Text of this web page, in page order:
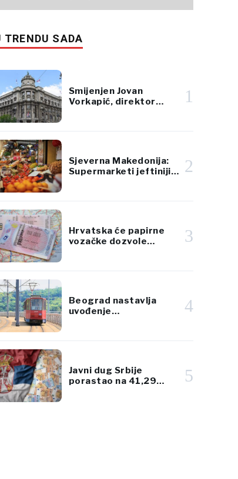
TRENDU SADA
Smijenjen Jovan
Vorkapić, direktor
1
Sjeverna Makedonija:
Supermarketi jeftiniji
2
Hrvatska će papirne
vozačke dozvole
3
Beograd nastavlja
uvođenje
4
Javni dug Srbije
porastao na 41,29
5